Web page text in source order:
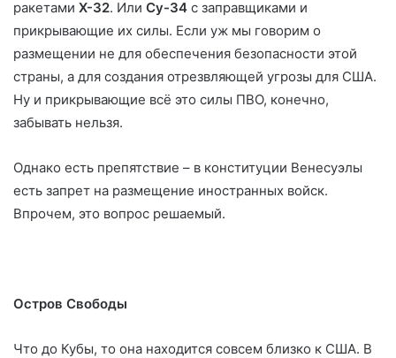
ракетами Х-32. Или Су-34 с заправщиками и
прикрывающие их силы. Если уж мы говорим о
размещении не для обеспечения безопасности этой
страны, а для создания отрезвляющей угрозы для США.
Ну и прикрывающие всё это силы ПВО, конечно,
забывать нельзя.
Однако есть препятствие – в конституции Венесуэлы
есть запрет на размещение иностранных войск.
Впрочем, это вопрос решаемый.
Остров Свободы
Что до Кубы, то она находится совсем близко к США. В